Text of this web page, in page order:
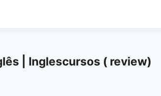
| Inglescursos ( review)